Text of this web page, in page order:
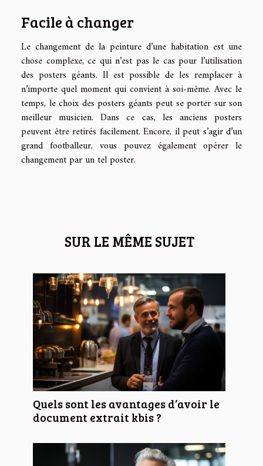
Facile à changer
Le changement de la peinture d’une habitation est une
chose complexe, ce qui n’est pas le cas pour l’utilisation
des posters géants. Il est possible de les remplacer à
n’importe quel moment qui convient à soi-même. Avec le
temps, le choix des posters géants peut se porter sur son
meilleur musicien. Dans ce cas, les anciens posters
peuvent être retirés facilement. Encore, il peut s’agir d’un
grand footballeur, vous pouvez également opérer le
changement par un tel poster.
SUR LE MÊME SUJET
Quels sont les avantages d’avoir le
document extrait kbis ?